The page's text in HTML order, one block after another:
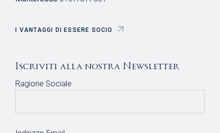
I VANTAGGI DI ESSERE SOCIO
Iscriviti alla nostra Newsletter
Ragione Sociale